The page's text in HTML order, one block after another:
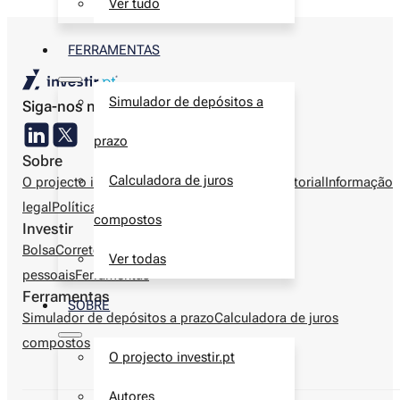
Ver tudo
FERRAMENTAS
Simulador de depósitos a
prazo
Calculadora de juros
compostos
Ver todas
SOBRE
O projecto investir.pt
Autores
Siga-nos nas redes sociais
Sobre
O projecto investir.ptAutoresMetodologia editorialInformação
legalPolítica de privacidade
Investir
BolsaCorretoras Produtos financeiros
pessoaisFerramentas
Ferramentas
Simulador de depósitos a prazoCalculadora de juros
compostos